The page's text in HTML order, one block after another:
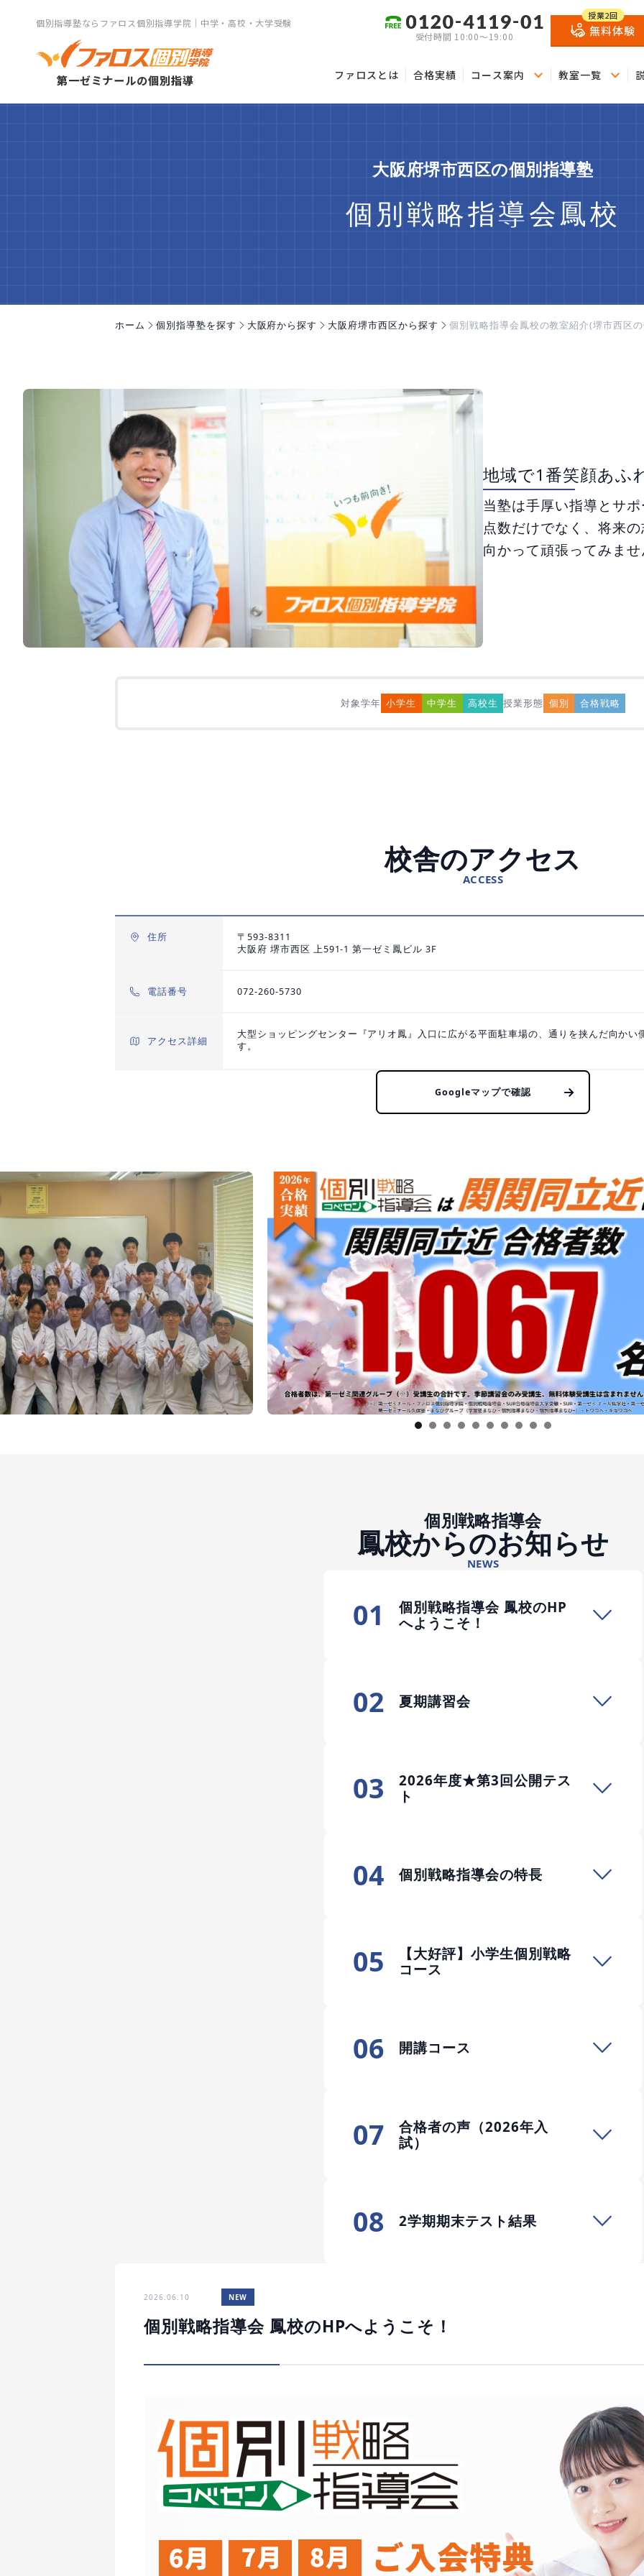
個別指導塾ならファロス個別指導学院｜中学・高校・大学受験
ファロスとは 合格実績 コース案内 教室一覧
受付時間 10:00～19:00 無料体験
授業2回
大阪府堺市西区の個別指導塾
個別戦略指導会鳳校
ホーム 個別指導塾を探す 大阪府から探す 大阪府堺市西区から探す 個別戦略指導会鳳校の教室紹介(堺市西区
地域で1番笑顔あふ
当塾は手厚い指導とサ
点数だけでなく、将来
向かって頑張ってみま
対象学年 小学生 中学生 高校生 授業形態 個別 合格戦略
校舎のアクセス
ACCESS
住所
〒593-8311
大阪府 堺市西区 上591-1 第一ゼミ鳳ビル 3F
電話番号 072-260-5730
アクセス詳細
大型ショッピングセンター『アリオ鳳』入口に広がる平面駐車場の、通りを挟んだ向か
す。
Googleマップで確認
1 2 3 4 5 6 7 8 9
個別戦略指導会
鳳校からのお知らせ
NEWS
01
個別戦略指導会 鳳校のHP
へようこそ！
02 夏期講習会
03
2026年度★第3回公開テス
ト
04 個別戦略指導会の特長
05
【大好評】小学生個別戦略
コース
06 開講コース
07
合格者の声（2026年入
試）
08 2学期期末テスト結果
2026.06.10 NEW
個別戦略指導会 鳳校のHPへようこそ！